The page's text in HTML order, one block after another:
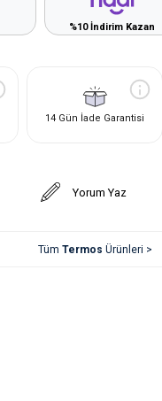
%10 İndirim Kazan
14 Gün İade Garantisi
Yorum Yaz
Tüm Termos Ürünleri >